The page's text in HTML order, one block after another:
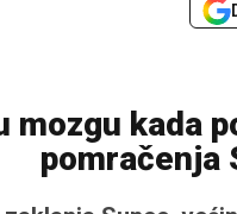
mozgu kada
pomračenja